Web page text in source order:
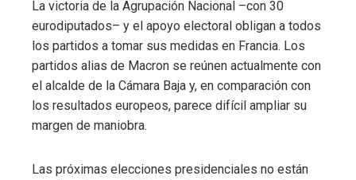
La victoria de la Agrupación Nacional –con 30
eurodiputados– y el apoyo electoral obligan a todos
los partidos a tomar sus medidas en Francia. Los
partidos alias de Macron se reúnen actualmente con
el alcalde de la Cámara Baja y, en comparación con
los resultados europeos, parece difícil ampliar su
margen de maniobra.
Las próximas elecciones presidenciales no están